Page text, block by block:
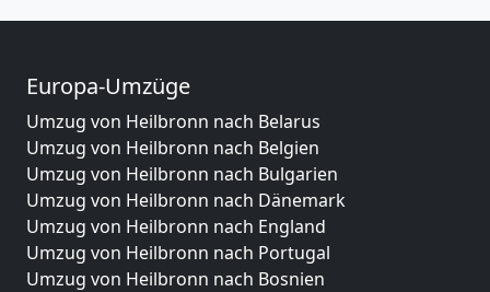
Europa-Umzüge
Umzug von Heilbronn nach Belarus
Umzug von Heilbronn nach Belgien
Umzug von Heilbronn nach Bulgarien
Umzug von Heilbronn nach Dänemark
Umzug von Heilbronn nach England
Umzug von Heilbronn nach Portugal
Umzug von Heilbronn nach Bosnien